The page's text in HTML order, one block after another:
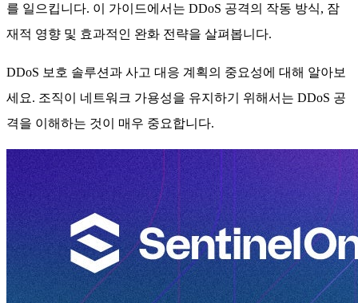
를 일으킵니다. 이 가이드에서는 DDoS 공격의 작동 방식, 잠
재적 영향 및 효과적인 완화 전략을 살펴봅니다.
DDoS 보호 솔루션과 사고 대응 계획의 중요성에 대해 알아보
세요. 조직이 네트워크 가용성을 유지하기 위해서는 DDoS 공
격을 이해하는 것이 매우 중요합니다.